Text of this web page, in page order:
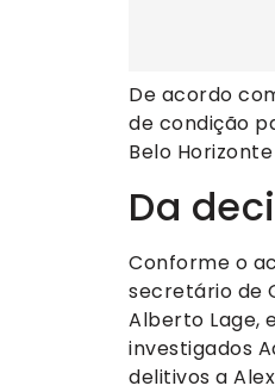
De acordo
de condição
Belo Horizonte
Da
Conforme o
secretário de
Alberto Lage,
investigados
delitivos a